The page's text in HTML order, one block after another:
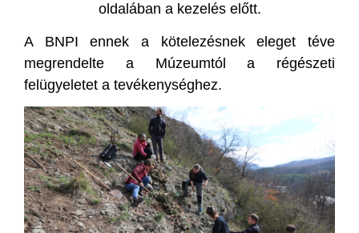
oldalában a kezelés előtt.
A BNPI ennek a kötelezésnek eleget téve
megrendelte a Múzeumtól a régészeti
felügyeletet a tevékenységhez.